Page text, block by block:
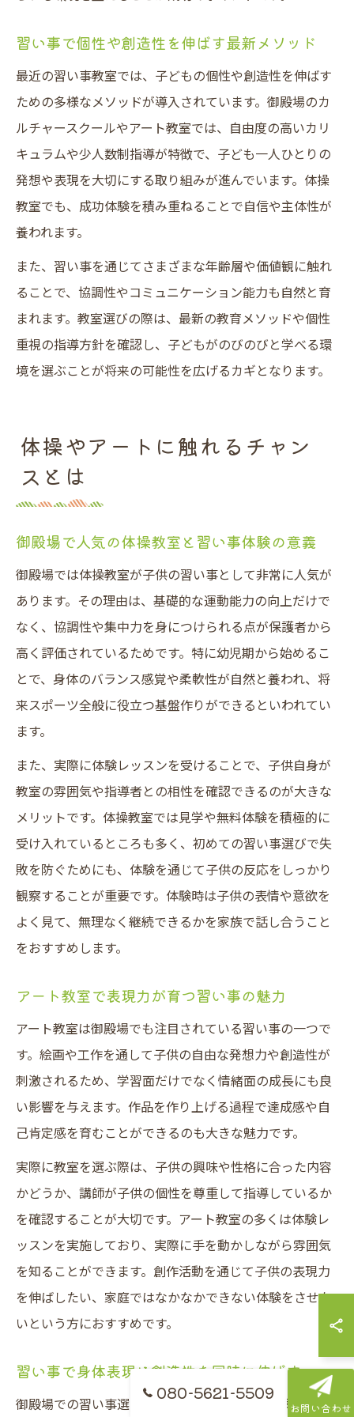
習い事で個性や創造性を伸ばす最新メソッド
最近の習い事教室では、子どもの個性や創造性を伸ばす
ための多様なメソッドが導入されています。御殿場のカ
ルチャースクールやアート教室では、自由度の高いカリ
キュラムや少人数制指導が特徴で、子ども一人ひとりの
発想や表現を大切にする取り組みが進んでいます。体操
教室でも、成功体験を積み重ねることで自信や主体性が
養われます。
また、習い事を通じてさまざまな年齢層や価値観に触れ
ることで、協調性やコミュニケーション能力も自然と育
まれます。教室選びの際は、最新の教育メソッドや個性
重視の指導方針を確認し、子どもがのびのびと学べる環
境を選ぶことが将来の可能性を広げるカギとなります。
体操やアートに触れるチャン
スとは
御殿場で人気の体操教室と習い事体験の意義
御殿場では体操教室が子供の習い事として非常に人気が
あります。その理由は、基礎的な運動能力の向上だけで
なく、協調性や集中力を身につけられる点が保護者から
高く評価されているためです。特に幼児期から始めるこ
とで、身体のバランス感覚や柔軟性が自然と養われ、将
来スポーツ全般に役立つ基盤作りができるといわれてい
ます。
また、実際に体験レッスンを受けることで、子供自身が
教室の雰囲気や指導者との相性を確認できるのが大きな
メリットです。体操教室では見学や無料体験を積極的に
受け入れているところも多く、初めての習い事選びで失
敗を防ぐためにも、体験を通じて子供の反応をしっかり
観察することが重要です。体験時は子供の表情や意欲を
よく見て、無理なく継続できるかを家族で話し合うこと
をおすすめします。
アート教室で表現力が育つ習い事の魅力
アート教室は御殿場でも注目されている習い事の一つで
す。絵画や工作を通して子供の自由な発想力や創造性が
刺激されるため、学習面だけでなく情緒面の成長にも良
い影響を与えます。作品を作り上げる過程で達成感や自
己肯定感を育むことができるのも大きな魅力です。
実際に教室を選ぶ際は、子供の興味や性格に合った内容
かどうか、講師が子供の個性を尊重して指導しているか
を確認することが大切です。アート教室の多くは体験レ
ッスンを実施しており、実際に手を動かしながら雰囲気
を知ることができます。創作活動を通じて子供の表現力
を伸ばしたい、家庭ではなかなかできない体験をさせた
いという方におすすめです。
習い事で身体表現と創造性を同時に伸ばす
御殿場での習い事選びでは、体操やアートなど異なるジ
080-5621-5509
お問い合わせ